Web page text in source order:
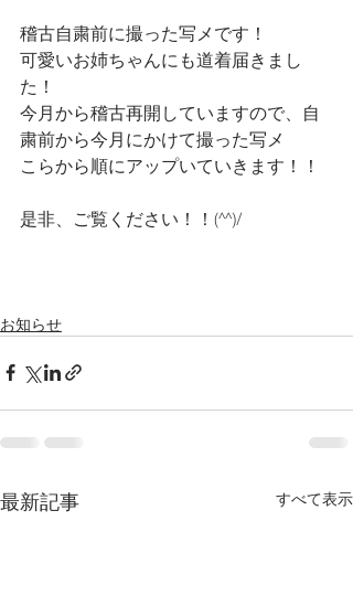
稽古自粛前に撮った写メです！
可愛いお姉ちゃんにも道着届きまし
た！
今月から稽古再開していますので、自
粛前から今月にかけて撮った写メ
こらから順にアップいていきます！！
是非、ご覧ください！！(^^)/
お知らせ
最新記事 すべて表示